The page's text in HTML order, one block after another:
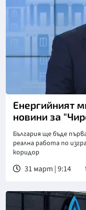
Снимка: БНТ
Енергийният
новини за
България ще бъде
реална работа по
коридор
31 март | 9:14